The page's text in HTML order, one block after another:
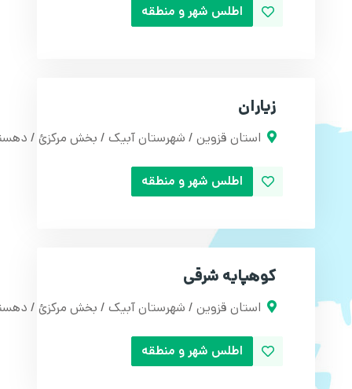
اطلس شهر و منطقه
زیاران
استان قزوین / شهرستان آبیک / بخش مرکزئ /
اطلس شهر و منطقه
کوهپایه شرقی
استان قزوین / شهرستان آبیک / بخش مرکزئ /
اطلس شهر و منطقه